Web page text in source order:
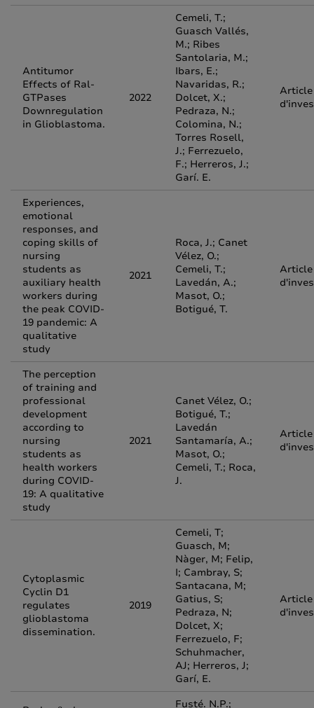
Antitumor
Effects of Ral-
GTPases
Downregulation
in Glioblastoma.
2022
Cemeli, T.;
Guasch Vallés,
M.; Ribes
Santolaria, M.;
Ibars, E.;
Navaridas, R.;
Dolcet, X.;
Pedraza, N.;
Colomina, N.;
Torres Rosell,
J.; Ferrezuelo,
F.; Herreros, J.;
Garí. E.
Article
Experiences,
emotional
responses, and
coping skills of
nursing
students as
auxiliary health
workers during
the peak COVID‐
19 pandemic: A
qualitative
study
2021
Roca, J.; Canet
Vélez, O.;
Cemeli, T.;
Lavedán, A.;
Masot, O.;
Botigué, T.
Article
The perception
of training and
professional
development
according to
nursing
students as
health workers
during COVID-
19: A qualitative
study
2021
Canet Vélez, O.;
Botigué, T.;
Lavedán
Santamaría, A.;
Masot, O.;
Cemeli, T.; Roca,
J.
Article
Cytoplasmic
Cyclin D1
regulates
glioblastoma
dissemination.
2019
Cemeli, T;
Guasch, M;
Nàger, M; Felip,
I; Cambray, S;
Santacana, M;
Gatius, S;
Pedraza, N;
Dolcet, X;
Ferrezuelo, F;
Schuhmacher,
AJ; Herreros, J;
Garí, E.
Article
Fusté. N.P.;